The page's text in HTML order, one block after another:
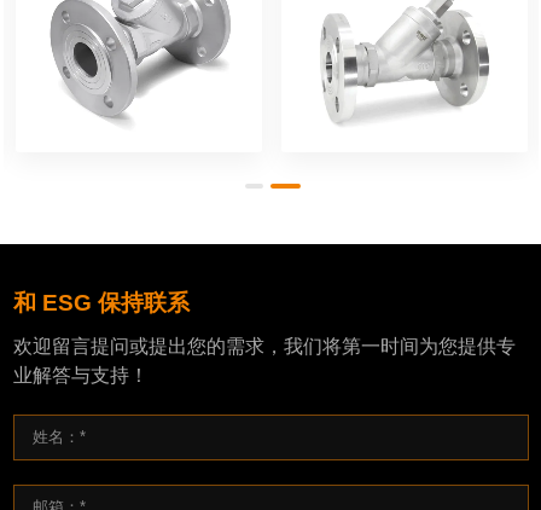
和 ESG 保持联系
欢迎留言提问或提出您的需求，我们将第一时间为您提供专
业解答与支持！